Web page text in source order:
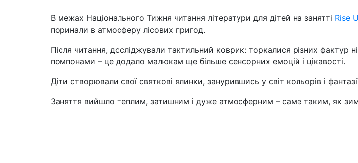
В межах Національного Тижня читання літератури для дітей на занятті Rise
поринали в атмосферу лісових пригод.
Після читання, досліджували тактильний коврик: торкалися різних
помпонами – це додало малюкам ще більше сенсорних емоцій і цікавості.
Діти створювали свої святкові ялинки, занурившись у світ кольорів і
Заняття вийшло теплим, затишним і дуже атмосферним – саме таким, як